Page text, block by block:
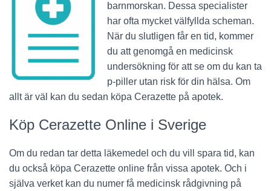
barnmorskan. Dessa specialister
har ofta mycket välfyllda scheman.
När du slutligen får en tid, kommer
du att genomgå en medicinsk
undersökning för att se om du kan ta
p-piller utan risk för din hälsa. Om
allt är väl kan du sedan köpa Cerazette på apotek.
Köp Cerazette Online i Sverige
Om du redan tar detta läkemedel och du vill spara tid, kan
du också köpa Cerazette online från vissa apotek. Och i
själva verket kan du numer få medicinsk rådgivning på